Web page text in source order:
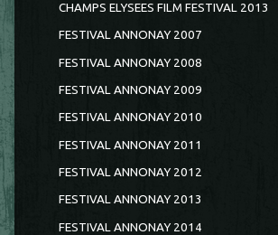
CHAMPS ELYSEES FILM FESTIVAL 2013
FESTIVAL ANNONAY 2007
FESTIVAL ANNONAY 2008
FESTIVAL ANNONAY 2009
FESTIVAL ANNONAY 2010
FESTIVAL ANNONAY 2011
FESTIVAL ANNONAY 2012
FESTIVAL ANNONAY 2013
FESTIVAL ANNONAY 2014